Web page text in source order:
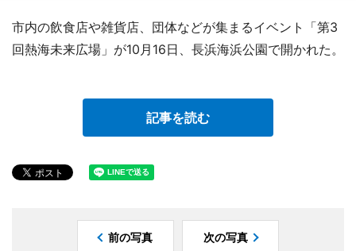
市内の飲食店や雑貨店、団体などが集まるイベント「第3
回熱海未来広場」が10月16日、長浜海浜公園で開かれた。
記事を読む
前の写真 次の写真